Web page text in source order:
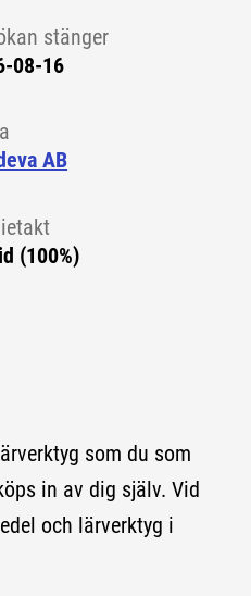
stänger
08-16
AB
(100%)
som du som
in av dig själv. Vid
och lärverktyg i